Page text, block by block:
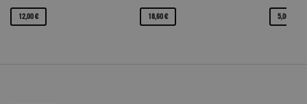
12,00 € 18,60 € 5,00 €
viene
per
pagina